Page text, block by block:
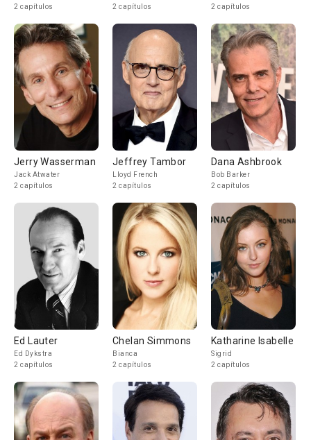
2 capítulos
2 capítulos
2 capítulos
Jerry Wasserman
Jack Atwater
2 capítulos
Jeffrey Tambor
Lloyd French
2 capítulos
Dana Ashbrook
Bob Barker
2 capítulos
Ed Lauter
Ed Dykstra
2 capítulos
Chelan Simmons
Bianca
2 capítulos
Katharine Isabelle
Sigrid
2 capítulos